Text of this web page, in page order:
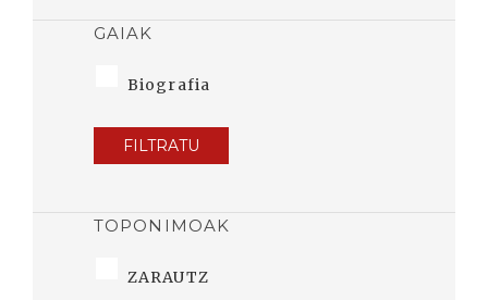
GAIAK
Biografia
FILTRATU
TOPONIMOAK
ZARAUTZ